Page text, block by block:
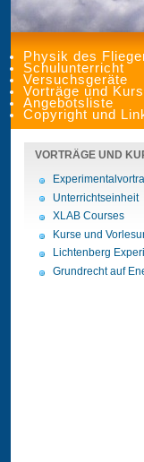
Physik des
Schulunterricht
Versuchsgeräte
Vorträge und
Angebotsliste
Copyright und
VORTRÄGE UND
Unterrichtseinheit
XLAB Courses
Kurse und
Lichtenberg
Grundrecht auf